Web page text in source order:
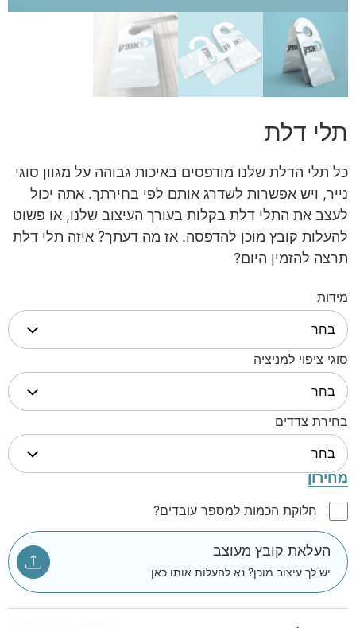
תלי דלת
כל תלי הדלת שלנו מודפסים באיכות גבוהה על מגוון סוגי
נייר, ויש אפשרות לשדרג אותם לפי בחירתך. אתה יכול
לעצב את התלי דלת בקלות בעורך העיצוב שלנו, או פשוט
להעלות קובץ מוכן להדפסה. אז מה דעתך? איזה תלי דלת
תרצה להזמין היום?
מידות
סוגי ציפוי למניציה
בחירת צדדים
מחירון
חלוקת הכמות למספר עובדים?
העלאת קובץ מעוצב
יש לך עיצוב מוכן? נא להעלות אותו כאן